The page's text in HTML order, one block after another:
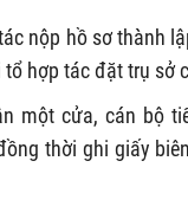
nộp hồ sơ thành
hợp tác đặt trụ sở
một cửa, cán bộ
thời ghi giấy